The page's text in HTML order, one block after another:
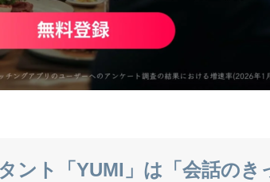
ント「YUMI」は「会話のき